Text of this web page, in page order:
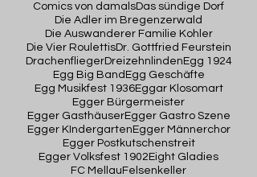
Comics von damalsDas sündige Dorf
Die Adler im Bregenzerwald
Die Auswanderer Familie Kohler
Die Vier RoulettisDr. Gottfried Feurstein
DrachenfliegerDreizehnlinden Egg 1924
Egg Big Band Egg Geschäfte
Egg Musikfest 1936Eggar Klosomart
Egger Bürgermeister
Egger GasthäuserEgger Gastro Szene
Egger KIndergarten Egger Männerchor
Egger Postkutschenstreit
Egger Volksfest 1902 Eight Gladies
FC Mellau Felsenkeller